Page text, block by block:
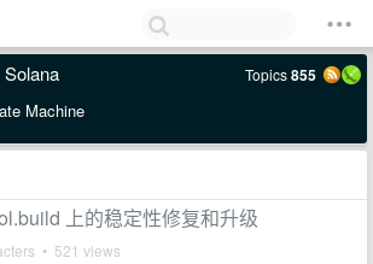
Solana Topics855
Machine
上的稳定性修复和升级
• 521 views